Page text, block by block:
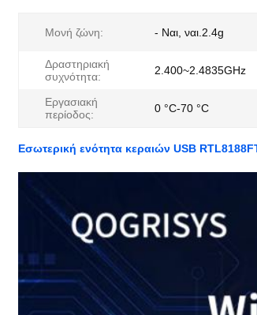
Μονή ζώνη: - Ναι, ναι.2.4g
Δραστηριακή
συχνότητα:
2.400~2.4835GHz
Εργασιακή
περίοδος:
0 °C-70 °C
Εσωτερική ενότητα κεραιών USB